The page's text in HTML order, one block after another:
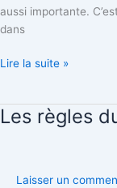
aussi importante.
dans
Lire la suite »
Les règles
Laisser un
Les